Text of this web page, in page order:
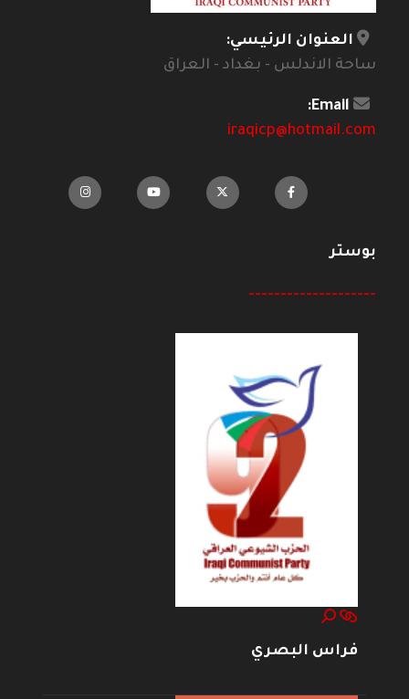
العنوان الرئيسي:
ساحة الاندلس - بغداد - العراق
Email:
iraqicp@hotmail.com
بوستر
--------------------
فراس البصري